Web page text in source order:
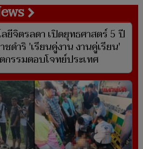
ยีจิตรลดา เปิดยุทธศาสตร์ 5 ปี
ดำริ 'เรียนคู่งาน งานคู่เรียน'
รรมตอบโจทย์ประเทศ